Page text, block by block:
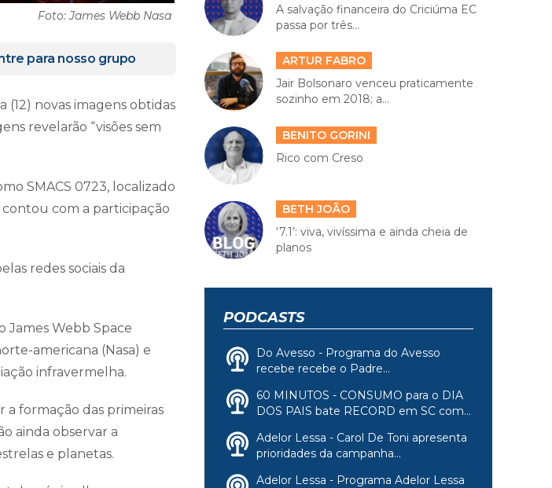
Foto: James Webb Nasa
para nosso grupo
novas imagens obtidas
revelarão “visões sem
SMACS 0723, localizado
contou com a participação
redes sociais da
James Webb Space
americana (Nasa) e
infravermelha.
formação das primeiras
ainda observar a
e planetas.
A salvação financeira do Criciúma EC
passa por três...
ARTUR FABRO
Jair Bolsonaro venceu praticamente
sozinho em 2018; a...
BENITO GORINI
Rico com Creso
BETH JOÃO
‘7.1’: viva, vivíssima e ainda cheia de
planos
PODCASTS
Do Avesso - Programa do Avesso
recebe recebe o Padre...
60 MINUTOS - CONSUMO para o DIA
DOS PAIS bate RECORD em SC com...
Adelor Lessa - Carol De Toni apresenta
prioridades da campanha...
Adelor Lessa - Programa Adelor Lessa